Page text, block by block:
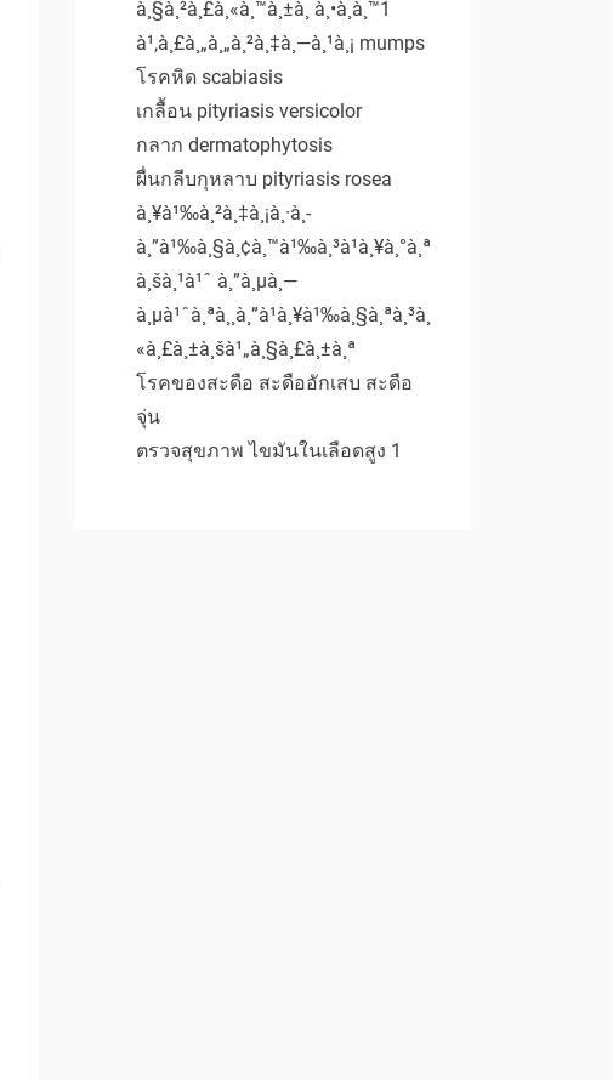
à¸§à¸²à¸£à¸«à¸™à¸±à¸ à¸•à¸­à¸™1
à¹‚à¸£à¸„à¸„à¸²à¸‡à¸—à¸¹à¸¡ mumps
โรคหิด scabiasis
เกลื้อน pityriasis versicolor
กลาก dermatophytosis
ผื่นกลีบกุหลาบ pityriasis rosea
à¸¥à¹‰à¸²à¸‡à¸¡à¸·à¸­
à¸”à¹‰à¸§à¸¢à¸™à¹‰à¸³à¹à¸¥à¸°à¸ª
à¸šà¸¹à¹ˆ à¸”à¸µà¸—
à¸µà¹ˆà¸ªà¸¸à¸”à¹à¸¥à¹‰à¸§à¸ªà¸³à¸
«à¸£à¸±à¸šà¹„à¸§à¸£à¸±à¸ª
โรคของสะดือ สะดืออักเสบ สะดือ
จุ่น
ตรวจสุขภาพ ไขมันในเลือดสูง 1